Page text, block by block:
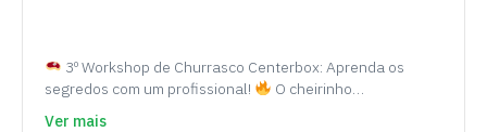
3º Workshop de Churrasco Centerbox: Aprenda os
segredos com um profissional!
O cheirinho…
Ver mais